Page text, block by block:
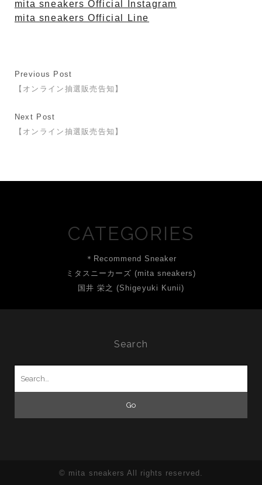
mita sneakers Official Instagram
mita sneakers Official Line
Previous Post
【オンライン抽選販売告知】
Next Post
【オンライン抽選販売告知】
CATEGORIES
＊Recommend Sneaker
ミタスニーカーズ (mita sneakers)
国井 栄之 (Shigeyuki Kunii)
Search
© mita sneakers All rights reserved.